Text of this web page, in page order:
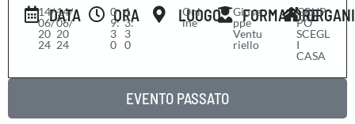
DATA
14/
06/
20
24
-14/
06/
20
24
ORA
0
9:
3
0
-1
3:
3
0
LUOGO
Onl
ine
FORMATORE
Giuse
ppe
Ventu
riello
GRUP
PO
SCEGL
I
CASA
EVENTO PASSATO